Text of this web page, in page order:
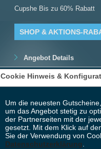
Cupshe Bis zu 60% Rabatt
SHOP & AKTIONS-
Angebot Details
Gültig bis: 31.12.2026
Produkte: Cupshe Bis zu
Kundenkreis: Neu- und
Cupshe Sale:
Cookie Hinweis &
Um die neuesten
um das Angebot stetig zu
der Partnerseiten mit der
gesetzt. Mit dem Klick auf
Sie der Verwendung von
Datenschutzerklärung